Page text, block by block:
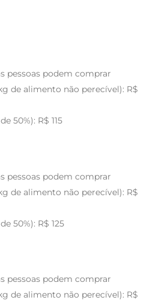
pessoas podem comprar
de alimento não perecível): R$
50%): R$ 115
pessoas podem comprar
de alimento não perecível): R$
50%): R$ 125
pessoas podem comprar
de alimento não perecível): R$